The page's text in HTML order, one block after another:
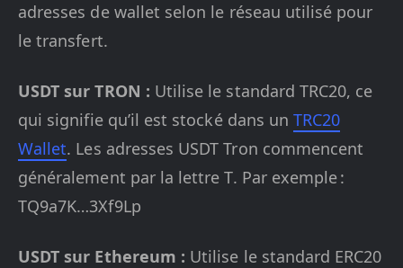
adresses de wallet selon le réseau utilisé pour
le transfert.
USDT sur TRON : Utilise le standard TRC20, ce
qui signifie qu’il est stocké dans unTRC20
Wallet. Les adresses USDT Tron commencent
généralement par la lettre T. Par exemple :
TQ9a7K…3Xf9Lp
USDT sur Ethereum : Utilise le standard ERC20